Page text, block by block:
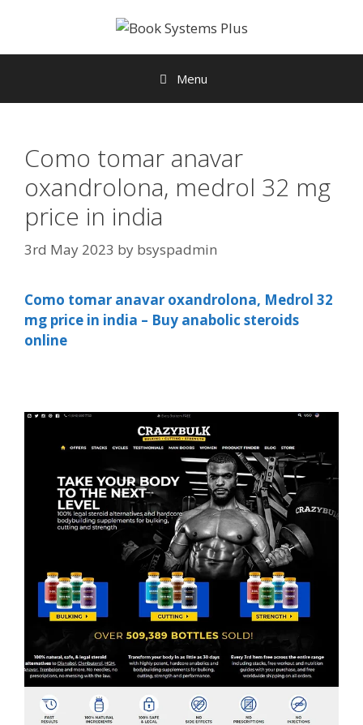
Menu
Como tomar anavar
oxandrolona, medrol 32 mg
price in india
3rd May 2023 by bsyspadmin
Como tomar anavar oxandrolona, Medrol 32
mg price in india – Buy anabolic steroids
online